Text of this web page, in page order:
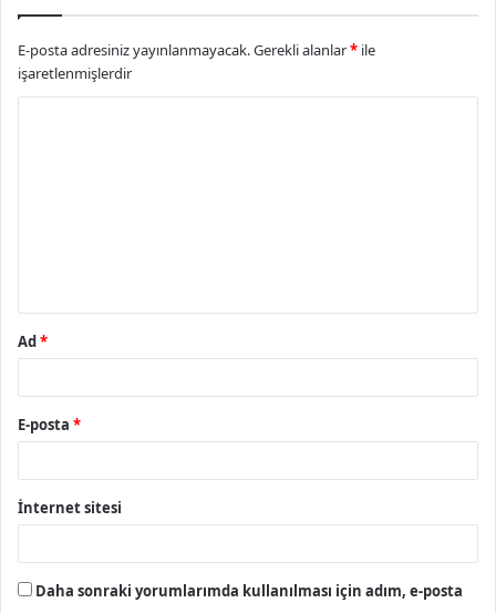
E-posta adresiniz yayınlanmayacak.Gerekli alanlar* ile
işaretlenmişlerdir
Ad *
E-posta *
İnternet sitesi
Daha sonraki yorumlarımda kullanılması için adım, e-posta